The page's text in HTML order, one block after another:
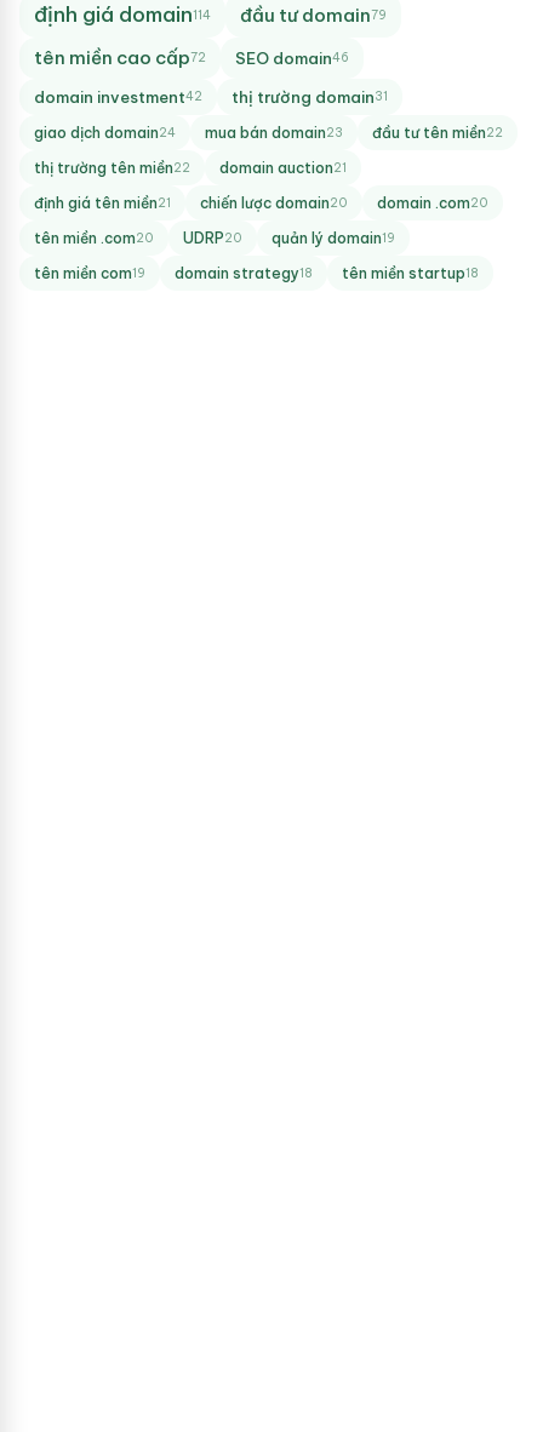
định giá domain114 đầu tư domain79
tên miền cao cấp72 SEO domain46
domain investment42 thị trường domain31
giao dịch domain24 mua bán domain23 đầu tư tên miền22
thị trường tên miền22 domain auction21
định giá tên miền21 chiến lược domain20 domain .com20
tên miền .com20 UDRP20 quản lý domain19
tên miền com19 domain strategy18 tên miền startup18